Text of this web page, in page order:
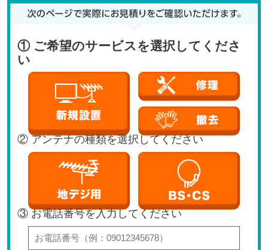
① ご希望のサービスを選択してくださ
い
② アンテナの種類を選択してください
③ お電話番号を入力してください